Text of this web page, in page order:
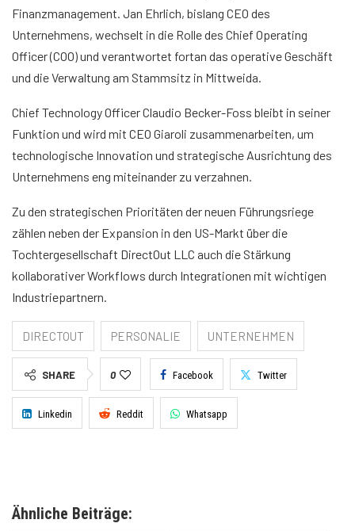
Finanzmanagement. Jan Ehrlich, bislang CEO des
Unternehmens, wechselt in die Rolle des Chief Operating
Officer (COO) und verantwortet fortan das operative Geschäft
und die Verwaltung am Stammsitz in Mittweida.
Chief Technology Officer Claudio Becker-Foss bleibt in seiner
Funktion und wird mit CEO Giaroli zusammenarbeiten, um
technologische Innovation und strategische Ausrichtung des
Unternehmens eng miteinander zu verzahnen.
Zu den strategischen Prioritäten der neuen Führungsriege
zählen neben der Expansion in den US-Markt über die
Tochtergesellschaft DirectOut LLC auch die Stärkung
kollaborativer Workflows durch Integrationen mit wichtigen
Industriepartnern.
DIRECTOUT PERSONALIE UNTERNEHMEN
SHARE 0 Facebook Twitter
Linkedin Reddit Whatsapp
Ähnliche Beiträge: